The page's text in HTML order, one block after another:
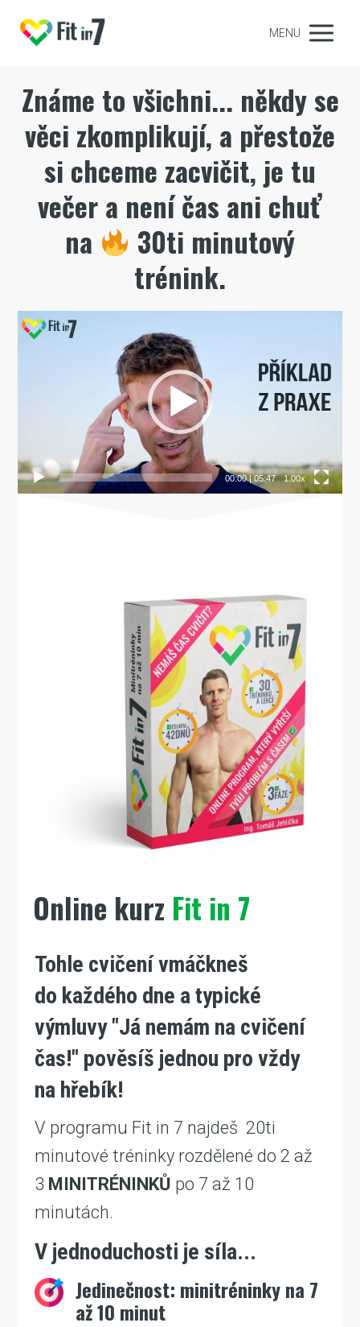
MENU
Známe to všichni... někdy se
věci zkomplikují, a přestože
si chceme zacvičit, je tu
večer a není čas ani chuť
na
30ti minutový
trénink.
Video
přehrávač
00:00|05:47 1.00x
Online kurz Fit in 7
Tohle cvičení vmáčkneš
do každého dne a typické
výmluvy "Já nemám na cvičení
čas!" pověsíš jednou pro vždy
na hřebík!
V programu Fit in 7 najdeš 20ti
minutové tréninky rozdělené do 2 až
3 MINITRÉNINKŮ po 7 až 10
minutách.
V jednoduchosti je síla...
Jedinečnost: minitréninky na 7
až 10 minut